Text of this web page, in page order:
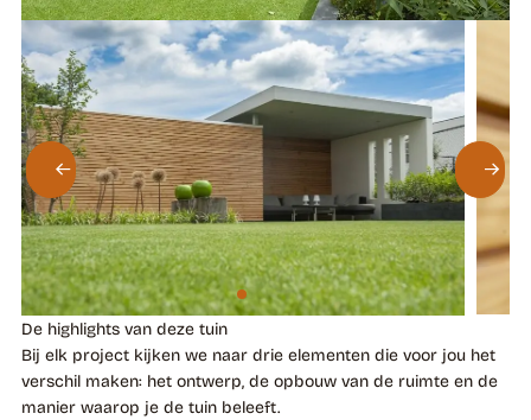
De highlights van deze tuin
Bij elk project kijken we naar drie elementen die voor jou het
verschil maken: het ontwerp, de opbouw van de ruimte en de
manier waarop je de tuin beleeft.